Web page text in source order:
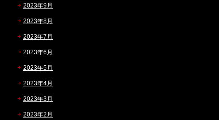
2023年9月
2023年8月
2023年7月
2023年6月
2023年5月
2023年4月
2023年3月
2023年2月